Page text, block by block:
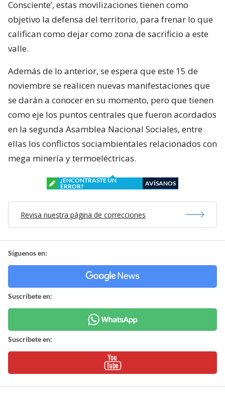
Consciente’, estas movilizaciones tienen como
objetivo la defensa del territorio, para frenar lo que
califican como dejar como zona de sacrificio a este
valle.
Además de lo anterior, se espera que este 15 de
noviembre se realicen nuevas manifestaciones que
se darán a conocer en su momento, pero que tienen
como eje los puntos centrales que fueron acordados
en la segunda Asamblea Nacional Sociales, entre
ellas los conflictos sociambientales relacionados con
mega minería y termoeléctricas.
¿ENCONTRASTE UN
ERROR?
AVÍSANOS
Revisa nuestra página de correcciones
Síguenos en:
Suscríbete en:
Suscríbete en: